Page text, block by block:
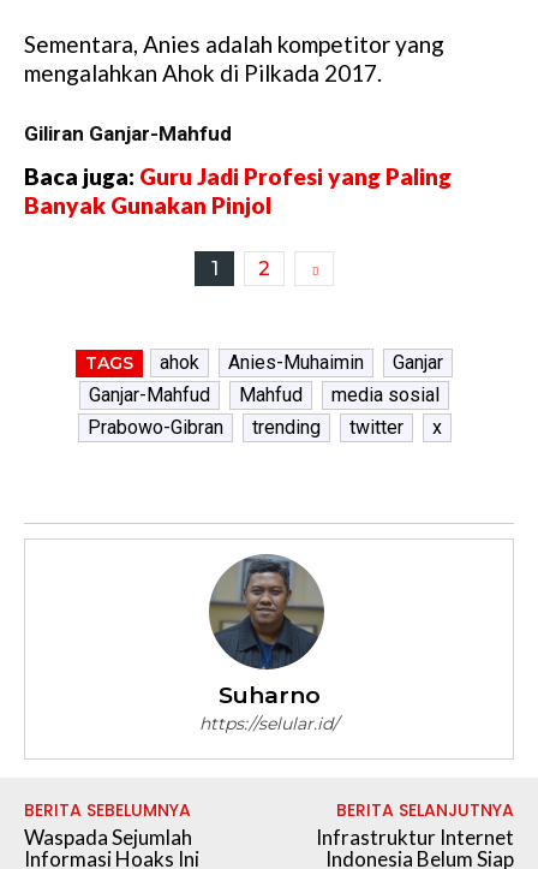
Sementara, Anies adalah kompetitor yang
mengalahkan Ahok di Pilkada 2017.
Giliran Ganjar-Mahfud
Baca juga: Guru Jadi Profesi yang Paling
Banyak Gunakan Pinjol
1 2
TAGS ahok Anies-Muhaimin
Ganjar
Ganjar-Mahfud
Mahfud
media sosial
Prabowo-Gibran
trending twitter x
Suharno
https://selular.id/
BERITA SEBELUMNYA
Waspada Sejumlah
Informasi Hoaks Ini
BERITA SELANJUTNYA
Infrastruktur Internet
Indonesia Belum Siap